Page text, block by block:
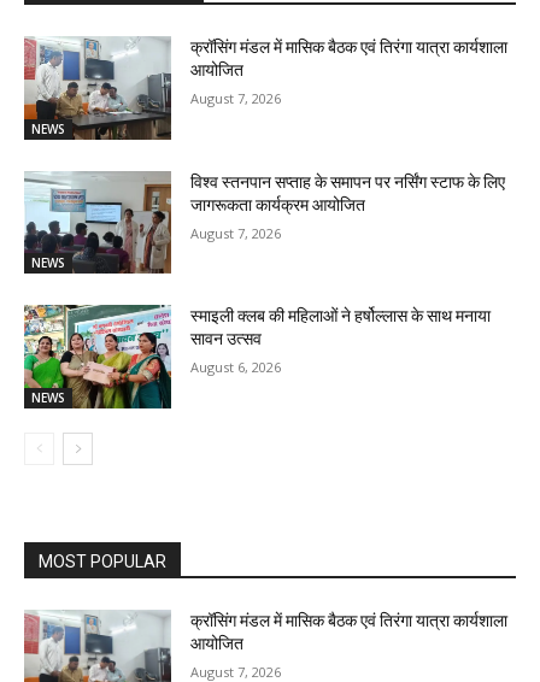
NEWS
क्रॉसिंग मंडल में मासिक बैठक एवं तिरंगा यात्रा कार्यशाला
आयोजित
August 7, 2026
NEWS
विश्व स्तनपान सप्ताह के समापन पर नर्सिंग स्टाफ के लिए
जागरूकता कार्यक्रम आयोजित
August 7, 2026
NEWS
स्माइली क्लब की महिलाओं ने हर्षोल्लास के साथ मनाया
सावन उत्सव
August 6, 2026
MOST POPULAR
क्रॉसिंग मंडल में मासिक बैठक एवं तिरंगा यात्रा कार्यशाला
आयोजित
August 7, 2026